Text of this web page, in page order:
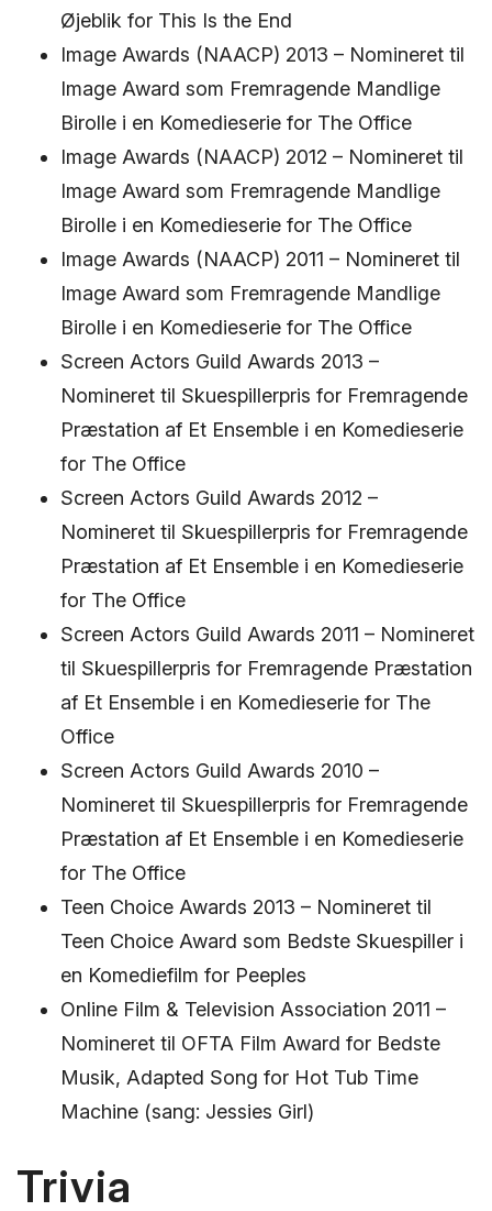
Øjeblik for This Is the End
Image Awards (NAACP) 2013 – Nomineret til
Image Award som Fremragende Mandlige
Birolle i en Komedieserie for The Office
Image Awards (NAACP) 2012 – Nomineret til
Image Award som Fremragende Mandlige
Birolle i en Komedieserie for The Office
Image Awards (NAACP) 2011 – Nomineret til
Image Award som Fremragende Mandlige
Birolle i en Komedieserie for The Office
Screen Actors Guild Awards 2013 –
Nomineret til Skuespillerpris for Fremragende
Præstation af Et Ensemble i en Komedieserie
for The Office
Screen Actors Guild Awards 2012 –
Nomineret til Skuespillerpris for Fremragende
Præstation af Et Ensemble i en Komedieserie
for The Office
Screen Actors Guild Awards 2011 – Nomineret
til Skuespillerpris for Fremragende Præstation
af Et Ensemble i en Komedieserie for The
Office
Screen Actors Guild Awards 2010 –
Nomineret til Skuespillerpris for Fremragende
Præstation af Et Ensemble i en Komedieserie
for The Office
Teen Choice Awards 2013 – Nomineret til
Teen Choice Award som Bedste Skuespiller i
en Komediefilm for Peeples
Online Film & Television Association 2011 –
Nomineret til OFTA Film Award for Bedste
Musik, Adapted Song for Hot Tub Time
Machine (sang: Jessies Girl)
Trivia